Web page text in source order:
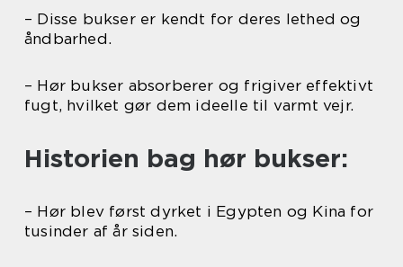
– Disse bukser er kendt for deres lethed og
åndbarhed.
– Hør bukser absorberer og frigiver effektivt
fugt, hvilket gør dem ideelle til varmt vejr.
Historien bag hør bukser:
– Hør blev først dyrket i Egypten og Kina for
tusinder af år siden.